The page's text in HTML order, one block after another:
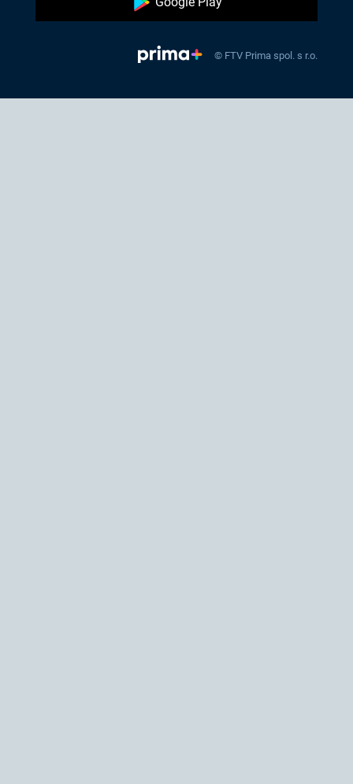
© FTV Prima spol. s r.o.